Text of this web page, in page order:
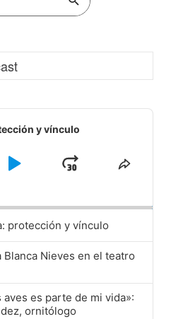
y vínculo
Play
JumpShare
protección y vínculo
Blanca Nieves en el teatro
aves es parte de mi vida»:
ornitólogo